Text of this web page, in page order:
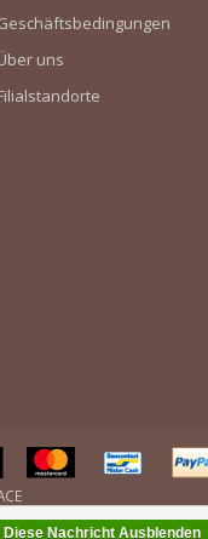
Diese Nachricht Ausblenden
uns